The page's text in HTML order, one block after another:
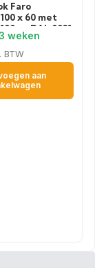
Faro
x 60 met
RAI-0021
BTW
aan